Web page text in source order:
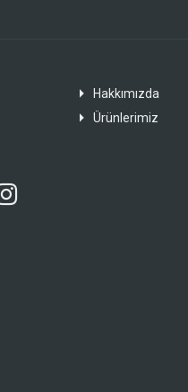
Hakkımızda
Ürünlerimiz